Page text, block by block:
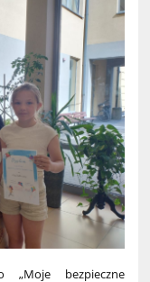
„Moje bezpieczne